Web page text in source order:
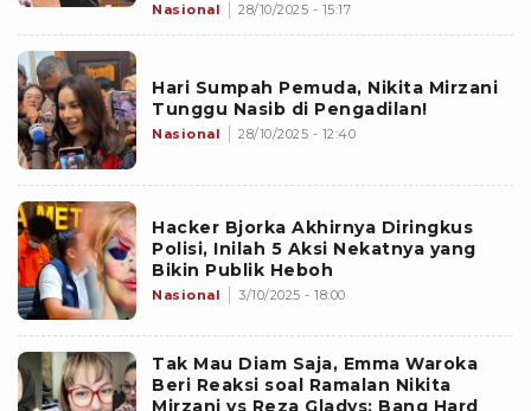
Nasional 28/10/2025 - 15:17
Hari Sumpah Pemuda, Nikita Mirzani
Tunggu Nasib di Pengadilan!
Nasional 28/10/2025 - 12:40
Hacker Bjorka Akhirnya Diringkus
Polisi, Inilah 5 Aksi Nekatnya yang
Bikin Publik Heboh
Nasional 3/10/2025 - 18:00
Tak Mau Diam Saja, Emma Waroka
Beri Reaksi soal Ramalan Nikita
Mirzani vs Reza Gladys: Bang Hard